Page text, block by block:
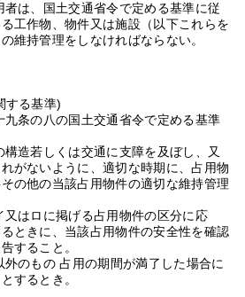
は、国土交通省令で定める基準に従
工作物、物件又は施設（以下これらを
維持管理をしなければならない。
する基準)
条の八の国土交通省令で定める基準
造若しくは交通に支障を及ぼし、又
がないように、適切な時期に、占用物
の他の当該占用物件の適切な維持管理
又はロに掲げる占用物件の区分に応
ときに、当該占用物件の安全性を確認
すること。
のもの 占用の期間が満了した場合に
するとき。